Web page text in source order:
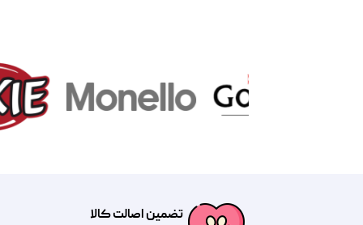
تضمین اصالت کالا